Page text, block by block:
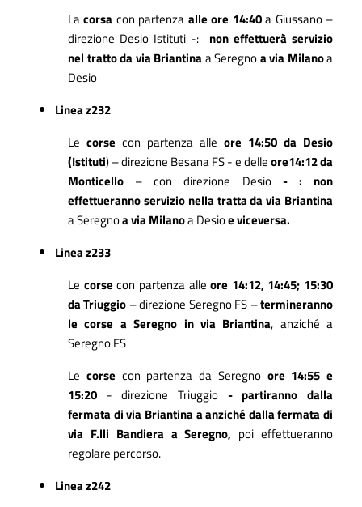
Lacorsa con partenza alle ore 14:40a Giussano –
direzione Desio Istituti -:
non effettuerà servizio
nel tratto da via Briantinaa Seregnoa via Milanoa
Desio
Linea z232
Le corse con partenza alle ore 14:50 da Desio
(Istituti) – direzione Besana FS - edelleore14:12 da
Monticello – con direzione Desio -
: non
effettueranno servizio nella tratta da via Briantina
a Seregnoa via Milanoa Desioe viceversa.
Linea z233
Le corsecon partenza alle ore 14:12, 14:45; 15:30
da Triuggio – direzione Seregno FS –termineranno
le corse a Seregno in via Briantina, anziché a
Seregno FS
Le corse con partenza da Seregnoore 14:55 e
15:20 - direzione Triuggio - partiranno dalla
fermata di via Briantina a anziché dalla fermata di
via F.lli Bandiera a Seregno, poi effettueranno
regolare percorso.
Linea z242